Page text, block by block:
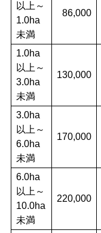
以上～
1.0ha
未満
86,000
1.0ha
以上～
3.0ha
未満
130,000
3.0ha
以上～
6.0ha
未満
170,000
6.0ha
以上～
10.0ha
未満
220,000